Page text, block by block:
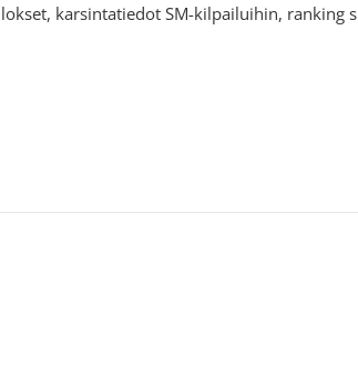
karsintatiedot SM-kilpailuihin,